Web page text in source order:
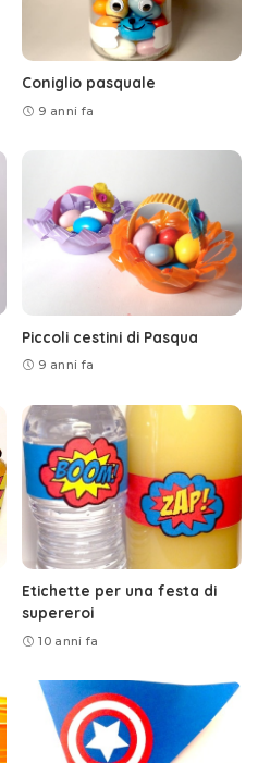
Coniglio pasquale
9 anni fa
Piccoli cestini di Pasqua
9 anni fa
Etichette per una festa di
supereroi
10 anni fa